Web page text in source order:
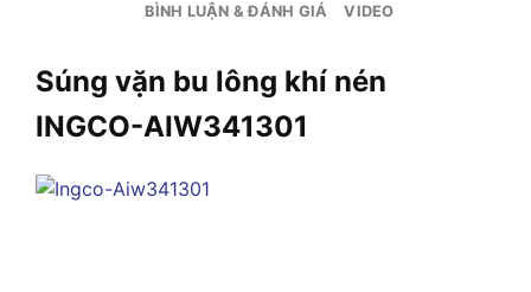
BÌNH LUẬN & ĐÁNH GIÁ VIDEO
Súng vặn bu lông khí nén
INGCO-AIW341301